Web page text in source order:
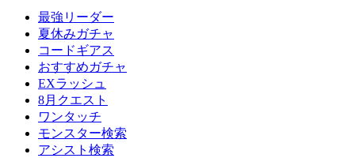
最強リーダー
夏休みガチャ
コードギアス
おすすめガチャ
EXラッシュ
8月クエスト
ワンタッチ
モンスター検索
アシスト検索